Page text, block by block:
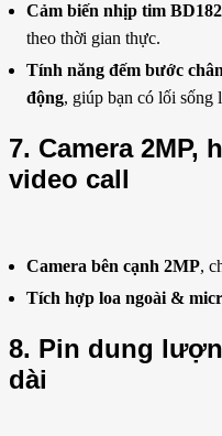
Cảm biến nhịp tim
theo thời gian thực.
Tính năng đếm bước
động, giúp bạn có lối sống
7. Camera 2MP,
video call
Camera bên cạnh 2MP,
Tích hợp loa ngoài &
8. Pin dung
dài